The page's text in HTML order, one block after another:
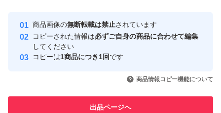
安心取引出品者
心・安全なユーザーです
取引実績
引を完了させた実績があります
での取引実績があります
商品画像の無断転載は禁止されています
コピーされた情報は必ずご自身の商品に合わせて編集
してください
コピーは1商品につき1回です
商品情報コピー機能について
出品ページへ